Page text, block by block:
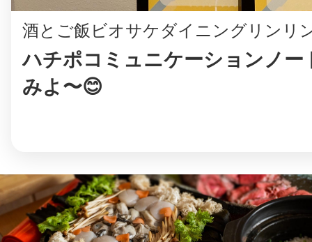
酒とご飯ビオサケダイニングリンリ
ハチポコミュニケーションノー
みよ〜😊